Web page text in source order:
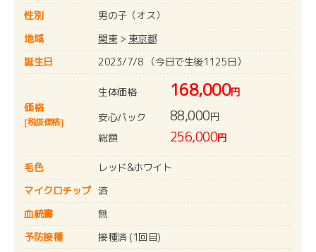
性別
男の子（オス）
地域
関東> 東京都
誕生日
2023/7/8 （今日で生後1125日）
価格
[税抜価格]
生体価格 168,000円
安心パック
88,000円
総額
256,000円
毛色
レッド&ホワイト
マイクロチップ 済
血統書
無
予防接種
接種済 (1回目)